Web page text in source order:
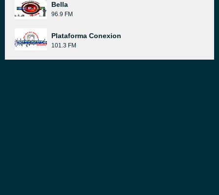
Bella
96.9 FM
Plataforma Conexion
101.3 FM